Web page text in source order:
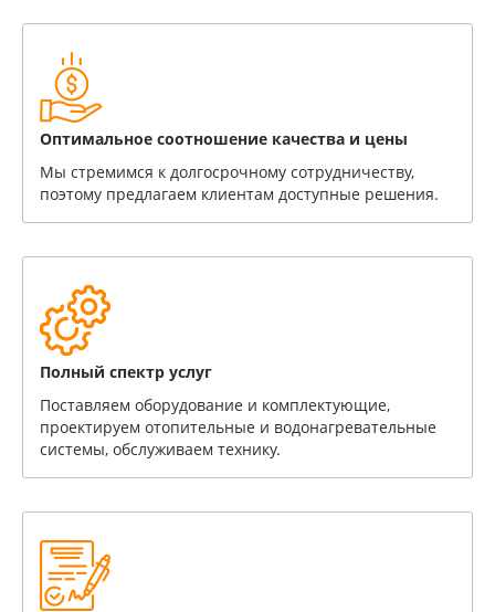
Оптимальное соотношение качества и цены
Мы стремимся к долгосрочному сотрудничеству,
поэтому предлагаем клиентам доступные решения.
Полный спектр услуг
Поставляем оборудование и комплектующие,
проектируем отопительные и водонагревательные
системы, обслуживаем технику.